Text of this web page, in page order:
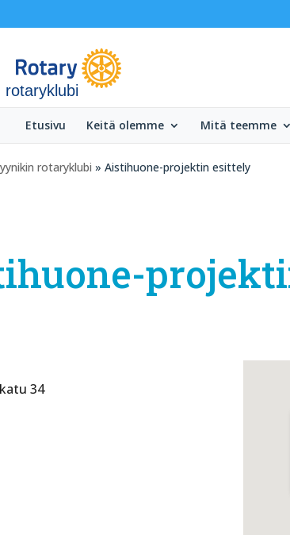
rotaryklubi
Etusivu Keitä olemme Mitä teemme
rotaryklubi » Aistihuone-projektin esittely
34